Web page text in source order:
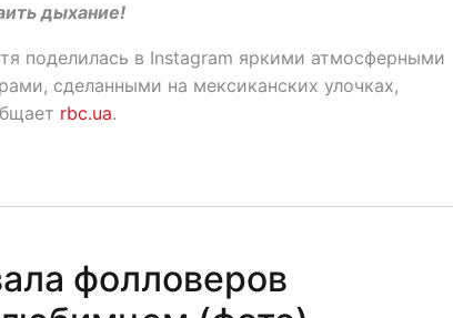
дыхание!
поделилась в Instagram яркими атмосферными
сделанными на мексиканских улочках,
rbc.ua.
фолловеров